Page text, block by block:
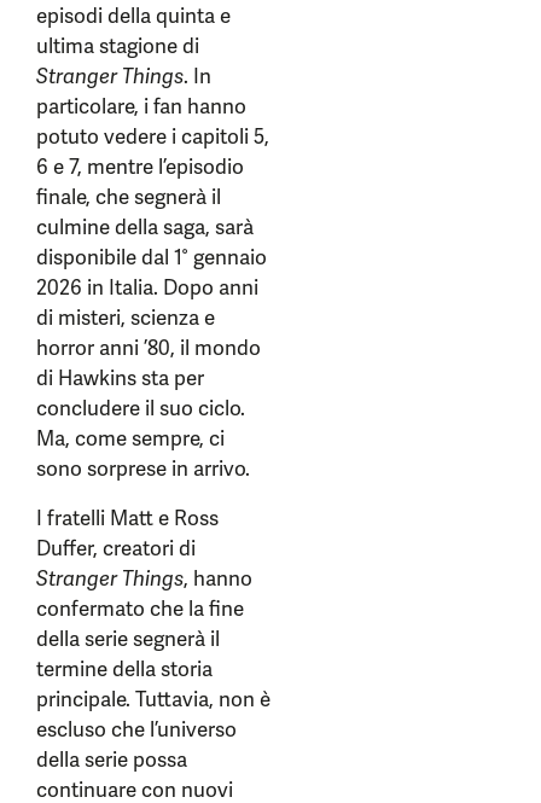
episodi della quinta e
ultima stagione di
Stranger Things. In
particolare, i fan hanno
potuto vedere i capitoli 5,
6 e 7, mentre l’episodio
finale, che segnerà il
culmine della saga, sarà
disponibile dal 1° gennaio
2026 in Italia. Dopo anni
di misteri, scienza e
horror anni ’80, il mondo
di Hawkins sta per
concludere il suo ciclo.
Ma, come sempre, ci
sono sorprese in arrivo.
I fratelli Matt e Ross
Duffer, creatori di
Stranger Things, hanno
confermato che la fine
della serie segnerà il
termine della storia
principale. Tuttavia, non è
escluso che l’universo
della serie possa
continuare con nuovi